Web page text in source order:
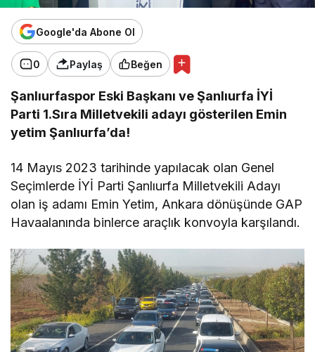
Google'da Abone Ol
0 Paylaş Beğen
Şanlıurfaspor Eski Başkanı ve Şanlıurfa İYİ
Parti 1.Sıra Milletvekili adayı gösterilen Emin
yetim Şanlıurfa’da!
14 Mayıs 2023 tarihinde yapılacak olan Genel
Seçimlerde İYİ Parti Şanlıurfa Milletvekili Adayı
olan iş adamı Emin Yetim, Ankara dönüşünde GAP
Havaalanında binlerce araçlık konvoyla karşılandı.